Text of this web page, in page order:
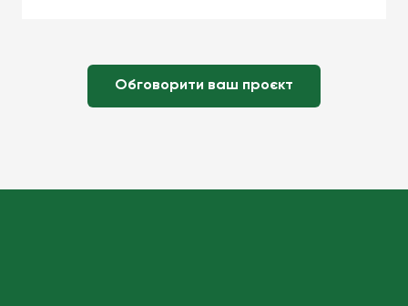
Обговорити ваш проєкт